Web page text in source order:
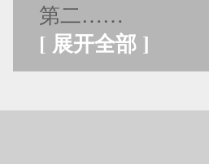
第二……
[ 展开全部 ]